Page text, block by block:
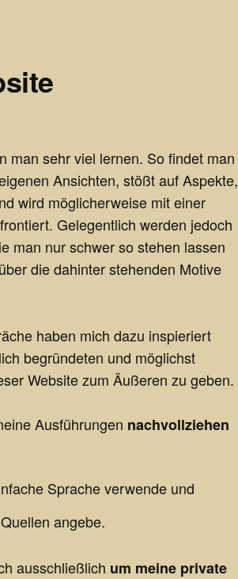
man sehr viel lernen. So findet man
Ansichten, stößt auf Aspekte,
wird möglicherweise mit einer
Gelegentlich werden jedoch
man nur schwer so stehen lassen
die dahinter stehenden Motive
haben mich dazu inspieriert
begründeten und möglichst
Website zum Äußeren zu geben.
Ausführungen nachvollziehen
Sprache verwende und
angebe.
ausschließlich um meine private